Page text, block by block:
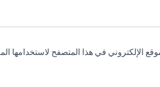
الإلكتروني في هذا المتصفح لاستخدامها